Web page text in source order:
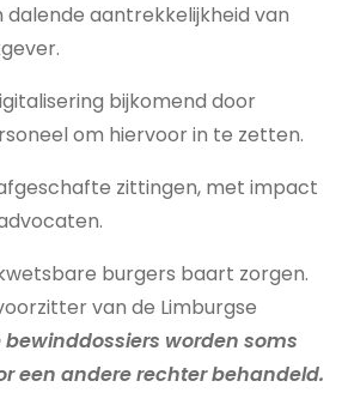
aantrekkelijkheid van
bijkomend door
om hiervoor in te zetten.
zittingen, met impact
burgers baart zorgen.
van de Limburgse
bewinddossiers worden soms
een andere rechter behandeld.